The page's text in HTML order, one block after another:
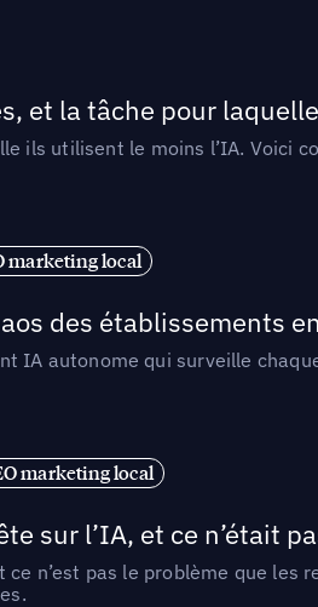
et la tâche pour
ils utilisent le moins l’IA. Voici
marketing local
des établissements
IA autonome qui surveille
marketing local
sur l’IA, et ce n’était
n’est pas le problème que